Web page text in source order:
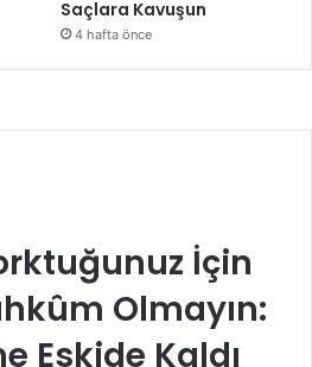
Saçlara Kavuşun
4 hafta önce